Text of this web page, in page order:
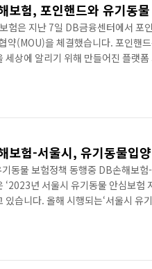
보험, 포인핸드와 유기동
험은 지난 7일 DB금융센터에서 포
약(MOU)을 체결했습니다. 포인핸
세상에 알리기 위해 만들어진 플랫
위해 힘쓰고 있습니다. 이번 업무 협
행복할 수 있는 반려문화 조성을
보험-서울시, 유기동물입
동물 보험정책 동행중 DB손해보
‘2023년 서울시 유기동물 안심보험
있습니다. 올해 시행되는‘서울시 유
불안감을 해소하고, 유기동물의 입
비와 수술비를 보장하며 또한, 입양